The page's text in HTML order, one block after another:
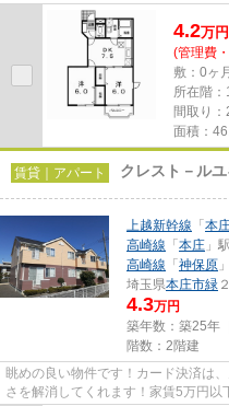
もおすすめです！ぜひ一度見て...
4.2万円
(管理費
敷：0ヶ
所在階：
間取り
面積：
賃貸｜アパート クレスト－ルユ
上越新幹線 「 本
高崎線 「 本庄 」
高崎線 「 神保原
埼玉県本庄市緑
4.3万円
築年数：築25年
階数：2階建
眺めの良い物件です！カード決済は
さを解消してくれます！家賃5万円